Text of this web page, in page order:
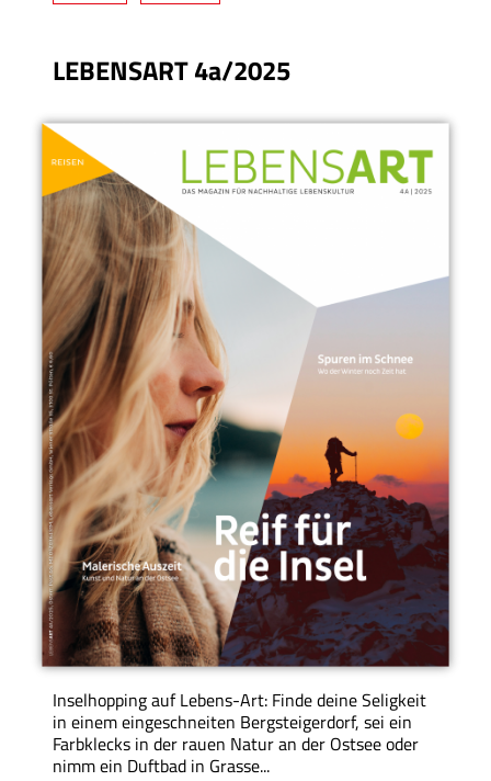
LEBENSART 4a/2025
Inselhopping auf Lebens-Art: Finde deine Seligkeit
in einem eingeschneiten Bergsteigerdorf, sei ein
Farbklecks in der rauen Natur an der Ostsee oder
nimm ein Duftbad in Grasse...